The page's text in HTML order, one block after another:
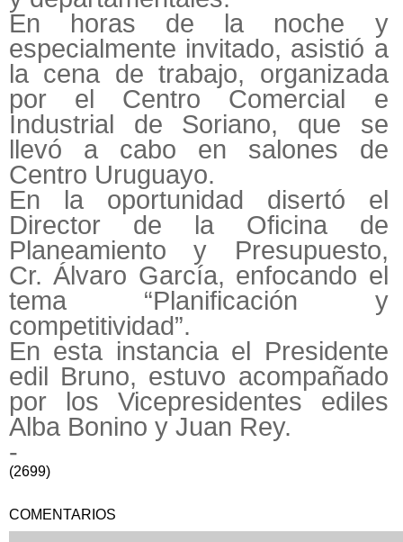
En horas de la noche y
especialmente invitado, asistió a
la cena de trabajo, organizada
por el Centro Comercial e
Industrial de Soriano, que se
llevó a cabo en salones de
Centro Uruguayo.
En la oportunidad disertó el
Director de la Oficina de
Planeamiento y Presupuesto,
Cr. Álvaro García, enfocando el
tema “Planificación y
competitividad”.
En esta instancia el Presidente
edil Bruno, estuvo acompañado
por los Vicepresidentes ediles
Alba Bonino y Juan Rey.
-
(2699)
COMENTARIOS